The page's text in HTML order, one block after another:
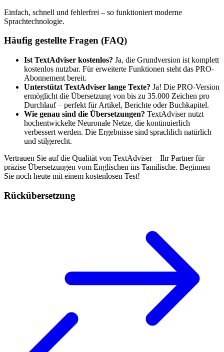
Einfach, schnell und fehlerfrei – so funktioniert moderne
Sprachtechnologie.
Häufig gestellte Fragen (FAQ)
Ist TextAdviser kostenlos? Ja, die Grundversion ist komplett
kostenlos nutzbar. Für erweiterte Funktionen steht das PRO-
Abonnement bereit.
Unterstützt TextAdviser lange Texte? Ja! Die PRO-Version
ermöglicht die Übersetzung von bis zu 35.000 Zeichen pro
Durchlauf – perfekt für Artikel, Berichte oder Buchkapitel.
Wie genau sind die Übersetzungen? TextAdviser nutzt
hochentwickelte Neuronale Netze, die kontinuierlich
verbessert werden. Die Ergebnisse sind sprachlich natürlich
und stilgerecht.
Vertrauen Sie auf die Qualität von TextAdviser – Ihr Partner für
präzise Übersetzungen vom Englischen ins Tamilische. Beginnen
Sie noch heute mit einem kostenlosen Test!
Rückübersetzung